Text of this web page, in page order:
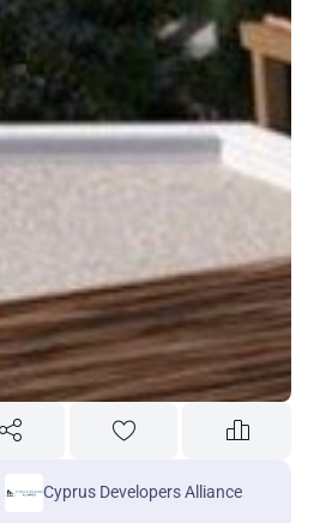
Cyprus Developers Alliance